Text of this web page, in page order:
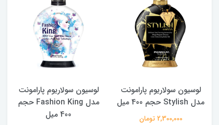
لوسیون سولاریوم پارامونت
مدل Stylish حجم 400 میل
2,300,000 تومان
لوسیون سولاریوم پارامونت
مدل Fashion King حجم
400 میل